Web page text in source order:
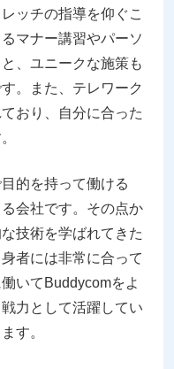
ッチの指導を仰ぐこ
マナー講習やパーソ
、ユニークな施策も
。また、テレワーク
おり、自分に合った
的を持って働ける
会社です。その点か
技術を学ばれてきた
者には非常に合って
いてBuddycomをよ
力として活躍してい
す。